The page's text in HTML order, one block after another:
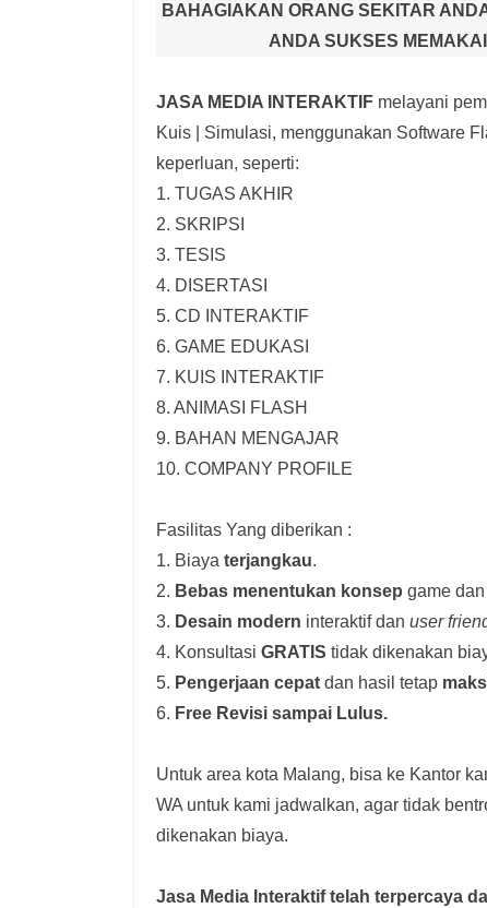
BAHAGIAKAN ORANG SEKITAR
ANDA SUKSES
JASA MEDIA INTERAKTIF melayani
Kuis | Simulasi, menggunakan Software
keperluan, seperti:
1. TUGAS AKHIR
2. SKRIPSI
3. TESIS
4. DISERTASI
5. CD INTERAKTIF
6. GAME EDUKASI
7. KUIS INTERAKTIF
8. ANIMASI FLASH
9. BAHAN MENGAJAR
10. COMPANY PROFILE
Fasilitas Yang diberikan :
1. Biaya terjangkau.
2. Bebas menentukan konsep game
3. Desain modern interaktif dan user
4. Konsultasi GRATIS tidak dikenakan
5. Pengerjaan cepat dan hasil tetap
6. Free Revisi sampai Lulus.
Untuk area kota Malang, bisa ke Kantor
WA untuk kami jadwalkan, agar tidak
dikenakan biaya.
Jasa Media Interaktif telah terpercaya